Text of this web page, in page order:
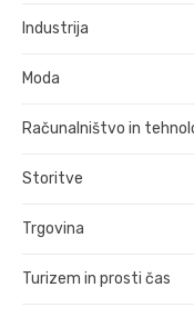
Industrija
Moda
Računalništvo in
Storitve
Trgovina
Turizem in prosti čas